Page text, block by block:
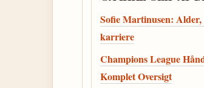
Sofie Martinusen:
karriere
Champions League
Komplet Oversigt